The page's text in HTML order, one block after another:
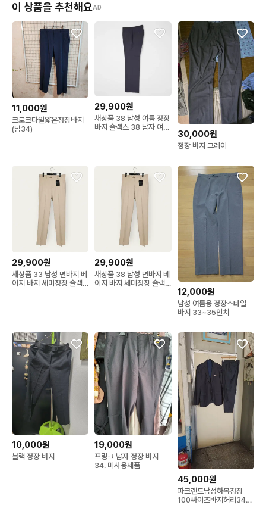
이 상품을 추천해요AD
11,000원
크로크다일얇은정장바지
(남34)
29,900원
새상품 38 남성 여름 정장
바지 슬랙스 38 남자 여름
30,000원
정장 바지 그레이
29,900원
새상품 33 남성 면바지 베
이지 바지 세미정장 슬랙
29,900원
새상품 38 남성 면바지 베
이지 바지 세미정장 슬랙
12,000원
남성 여름용 정장스타일
바지 33~35인치
10,000원
블랙 정장 바지
19,000원
프링크 남자 정장 바지
34. 미사용제품
45,000원
파크랜드남성하복정장
100싸이즈바지허리34싸